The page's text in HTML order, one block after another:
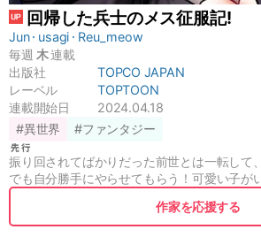
回帰した兵士のメス征服記!
Jun usagi
Reu_meow
毎週 木連載
出版社
TOPCO JAPAN
レーベル
TOPTOON
連載開始日
2024.04.18
#異世界
#ファンタジー
振り回されてばかりだった前世とは一転して
でも自分勝手にやらせてもらう！可愛い子が
っ取るんだ！二度目の人生が今ここに始まる！
作家を応援する